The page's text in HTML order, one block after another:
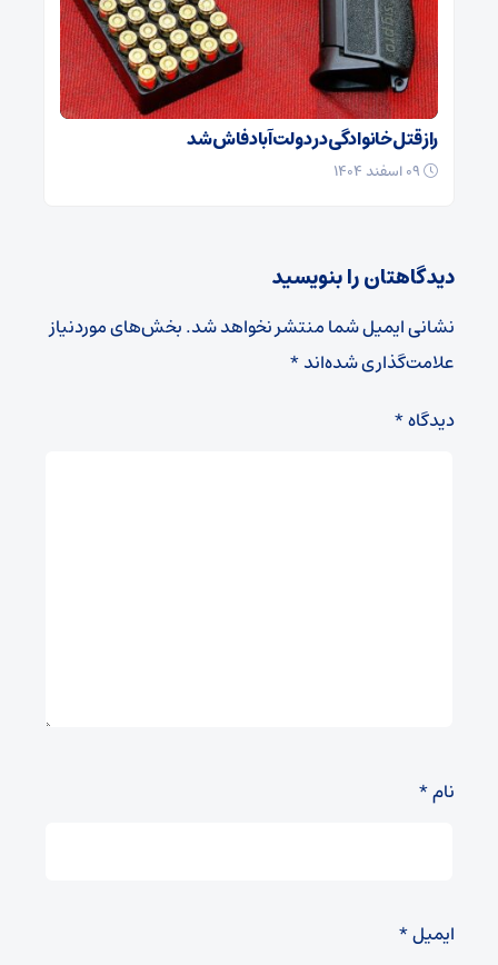
راز قتل خانوادگی در دولت‌آباد فاش شد
دیدگاهتان را بنویسید
نشانی ایمیل شما منتشر نخواهد شد.بخش‌های موردنیاز
علامت‌گذاری شده‌اند*
دیدگاه*
نام*
ایمیل*